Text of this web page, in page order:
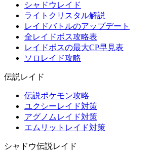
シャドウレイド
ライトクリスタル解説
レイドバトルのアップデート
全レイドボス攻略表
レイドボスの最大CP早見表
ソロレイド攻略
伝説レイド
伝説ポケモン攻略
ユクシーレイド対策
アグノムレイド対策
エムリットレイド対策
シャドウ伝説レイド